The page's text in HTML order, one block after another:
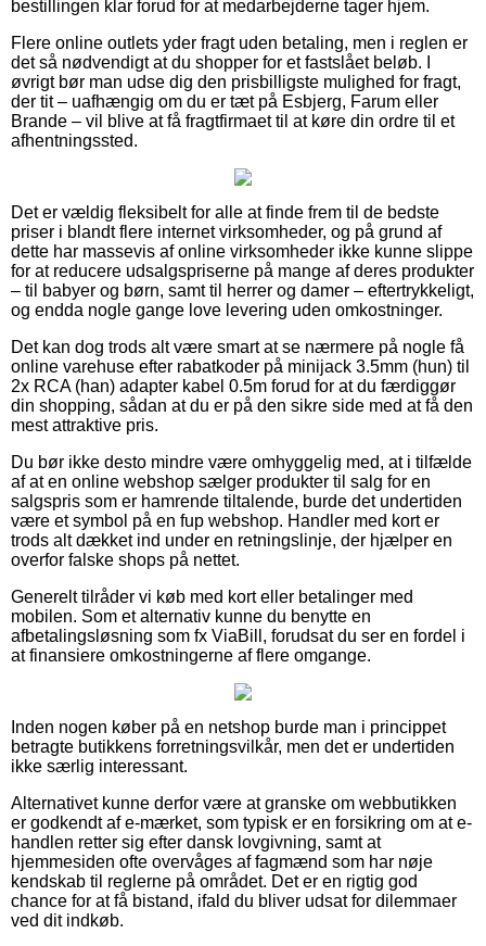
bestillingen klar forud for at medarbejderne tager hjem.
Flere online outlets yder fragt uden betaling, men i reglen er
det så nødvendigt at du shopper for et fastslået beløb. I
øvrigt bør man udse dig den prisbilligste mulighed for fragt,
der tit – uafhængig om du er tæt på Esbjerg, Farum eller
Brande – vil blive at få fragtfirmaet til at køre din ordre til et
afhentningssted.
Det er vældig fleksibelt for alle at finde frem til de bedste
priser i blandt flere internet virksomheder, og på grund af
dette har massevis af online virksomheder ikke kunne slippe
for at reducere udsalgspriserne på mange af deres produkter
– til babyer og børn, samt til herrer og damer – eftertrykkeligt,
og endda nogle gange love levering uden omkostninger.
Det kan dog trods alt være smart at se nærmere på nogle få
online varehuse efter rabatkoder på minijack 3.5mm (hun) til
2x RCA (han) adapter kabel 0.5m forud for at du færdiggør
din shopping, sådan at du er på den sikre side med at få den
mest attraktive pris.
Du bør ikke desto mindre være omhyggelig med, at i tilfælde
af at en online webshop sælger produkter til salg for en
salgspris som er hamrende tiltalende, burde det undertiden
være et symbol på en fup webshop. Handler med kort er
trods alt dækket ind under en retningslinje, der hjælper en
overfor falske shops på nettet.
Generelt tilråder vi køb med kort eller betalinger med
mobilen. Som et alternativ kunne du benytte en
afbetalingsløsning som fx ViaBill, forudsat du ser en fordel i
at finansiere omkostningerne af flere omgange.
Inden nogen køber på en netshop burde man i princippet
betragte butikkens forretningsvilkår, men det er undertiden
ikke særlig interessant.
Alternativet kunne derfor være at granske om webbutikken
er godkendt af e-mærket, som typisk er en forsikring om at e-
handlen retter sig efter dansk lovgivning, samt at
hjemmesiden ofte overvåges af fagmænd som har nøje
kendskab til reglerne på området. Det er en rigtig god
chance for at få bistand, ifald du bliver udsat for dilemmaer
ved dit indkøb.